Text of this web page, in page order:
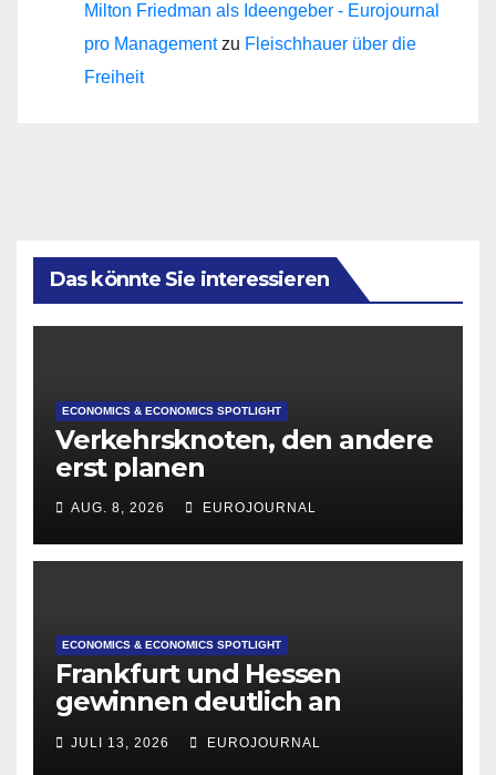
Milton Friedman als Ideengeber - Eurojournal
pro Managementzu Fleischhauer über die
Freiheit
Das könnte Sie interessieren
ECONOMICS & ECONOMICS SPOTLIGHT
Verkehrsknoten, den andere
erst planen
AUG. 8, 2026 EUROJOURNAL
ECONOMICS & ECONOMICS SPOTLIGHT
Frankfurt und Hessen
gewinnen deutlich an
Attraktivität für Startup-
Gründungen
JULI 13, 2026 EUROJOURNAL